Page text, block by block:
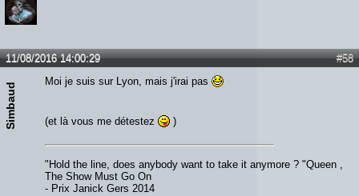
#58
11/08/2016 14:00:29
Simbaud
Moi je suis sur Lyon, mais j'irai pas
(et là vous me détestez )
"Hold the line, does anybody want to take it anymore ? "Queen ,
The Show Must Go On
- Prix Janick Gers 2014